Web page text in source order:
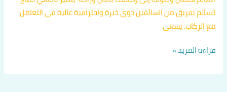
السالم بفريق من السائقين ذوي خبرة واحترافية عالية في التعامل
مع الركاب. يسعى
قراءة المزيد »